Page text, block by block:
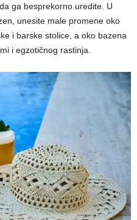
ga besprekorno uredite. U
unesite male promene oko
i barske stolice, a oko bazena
i egzotičnog rastinja.